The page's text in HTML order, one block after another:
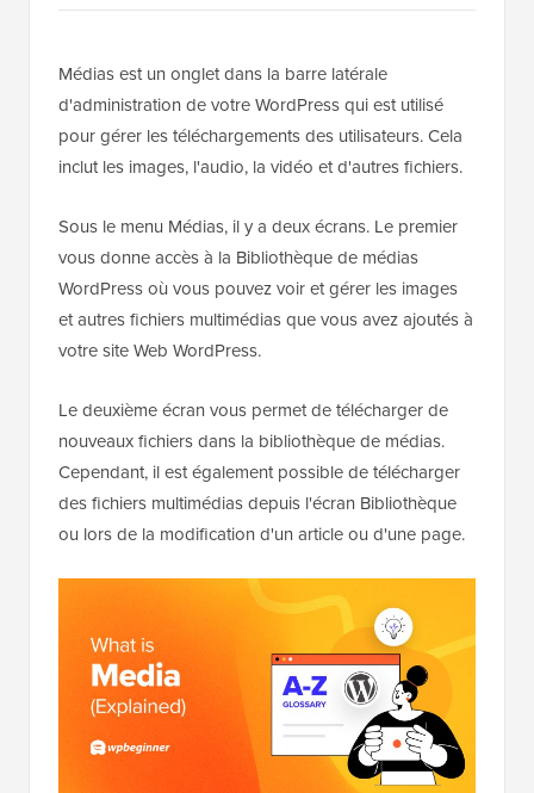
Médias est un onglet dans la barre latérale
d'administration de votre WordPress qui est utilisé
pour gérer les téléchargements des utilisateurs. Cela
inclut les images, l'audio, la vidéo et d'autres fichiers.
Sous le menu Médias, il y a deux écrans. Le premier
vous donne accès à la Bibliothèque de médias
WordPress où vous pouvez voir et gérer les images
et autres fichiers multimédias que vous avez ajoutés à
votre site Web WordPress.
Le deuxième écran vous permet de télécharger de
nouveaux fichiers dans la bibliothèque de médias.
Cependant, il est également possible de télécharger
des fichiers multimédias depuis l'écran Bibliothèque
ou lors de la modification d'un article ou d'une page.